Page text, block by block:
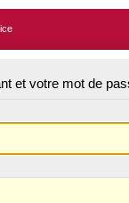
et votre mot de